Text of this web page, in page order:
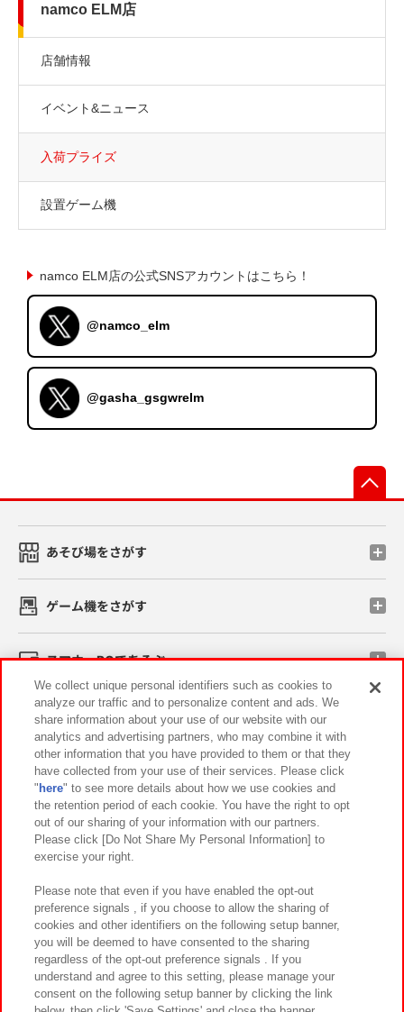
namco ELM店
店舗情報
イベント&ニュース
入荷プライズ
設置ゲーム機
namco ELM店の公式SNSアカウントはこちら！
@namco_elm
@gasha_gsgwrelm
あそび場をさがす
ゲーム機をさがす
スマホ・PCであそぶ
イベント・キャンペーン
関連会社 サステナビリティ サイトポリシー
プライバシーポリシー ウェブアクセシビリティ方針と検証結果
お取引先さまとともに
カスタマーハラスメント対応方針 よくあるご質問・お問い合わせ
We collect unique personal identifiers such as cookies to
analyze our traffic and to personalize content and ads. We
share information about your use of our website with our
analytics and advertising partners, who may combine it with
other information that you have provided to them or that they
have collected from your use of their services. Please click
" here" to see more details about how we use cookies and
the retention period of each cookie. You have the right to opt
out of our sharing of your information with our partners.
Please click [Do Not Share My Personal Information] to
exercise your right.
Please note that even if you have enabled the opt-out
preference signals , if you choose to allow the sharing of
cookies and other identifiers on the following setup banner,
you will be deemed to have consented to the sharing
regardless of the opt-out preference signals . If you
understand and agree to this setting, please manage your
consent on the following setup banner by clicking the link